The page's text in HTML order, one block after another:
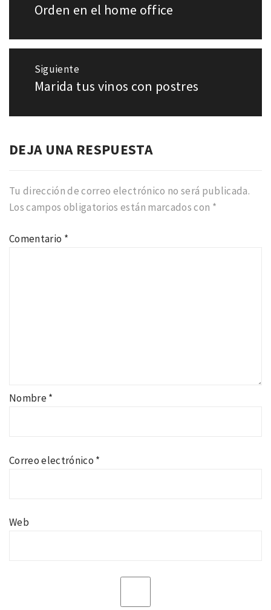
entradas
Entrada
Orden en el home office
Siguiente
Entrada
Marida tus vinos con postres
DEJA UNA RESPUESTA
Tu dirección de correo electrónico no será publicada.
Los campos obligatorios están marcados con *
Comentario *
Nombre*
Correo electrónico *
Web